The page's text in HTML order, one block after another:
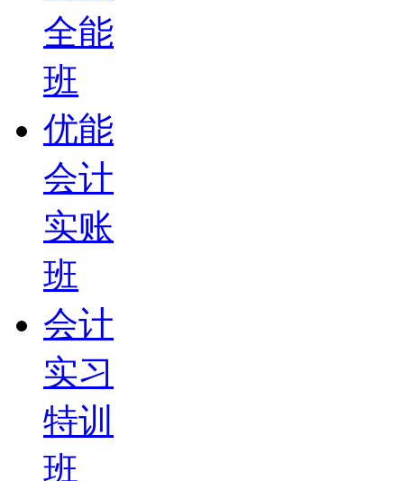
全能
班
优能
会计
实账
班
会计
实习
特训
班